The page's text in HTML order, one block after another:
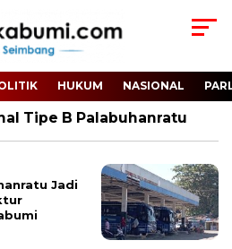
HUKUM NASIONAL
Tipe B Palabuhanratu
Jadi